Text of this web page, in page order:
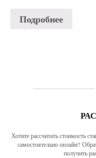
Подробнее
Хотите рассчитать стоимость
самостоятельно онлайн?
получить